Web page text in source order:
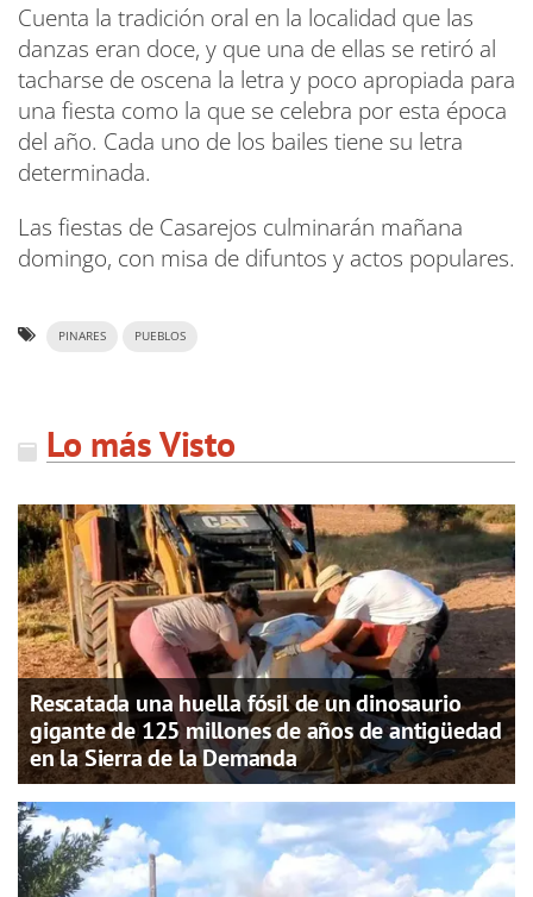
Cuenta la tradición oral en la localidad que las
danzas eran doce, y que una de ellas se retiró al
tacharse de oscena la letra y poco apropiada para
una fiesta como la que se celebra por esta época
del año. Cada uno de los bailes tiene su letra
determinada.
Las fiestas de Casarejos culminarán mañana
domingo, con misa de difuntos y actos populares.
PINARES PUEBLOS
Lo más Visto
Rescatada una huella fósil de un dinosaurio
gigante de 125 millones de años de antigüedad
en la Sierra de la Demanda